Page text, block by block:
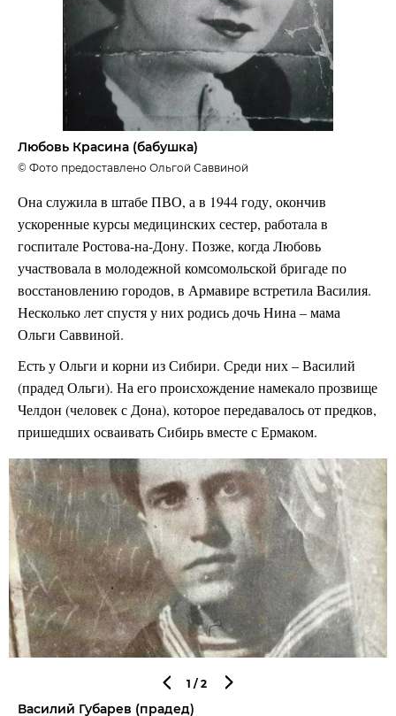
Любовь Красина (бабушка)
© Фото предоставлено Ольгой Саввиной
Она служила в штабе ПВО, а в 1944 году, окончив
ускоренные курсы медицинских сестер, работала в
госпитале Ростова-на-Дону. Позже, когда Любовь
участвовала в молодежной комсомольской бригаде по
восстановлению городов, в Армавире встретила Василия.
Несколько лет спустя у них родись дочь Нина – мама
Ольги Саввиной.
Есть у Ольги и корни из Сибири. Среди них – Василий
(прадед Ольги). На его происхождение намекало прозвище
Челдон (человек с Дона), которое передавалось от предков,
пришедших осваивать Сибирь вместе с Ермаком.
1 /2
Василий Губарев (прадед)